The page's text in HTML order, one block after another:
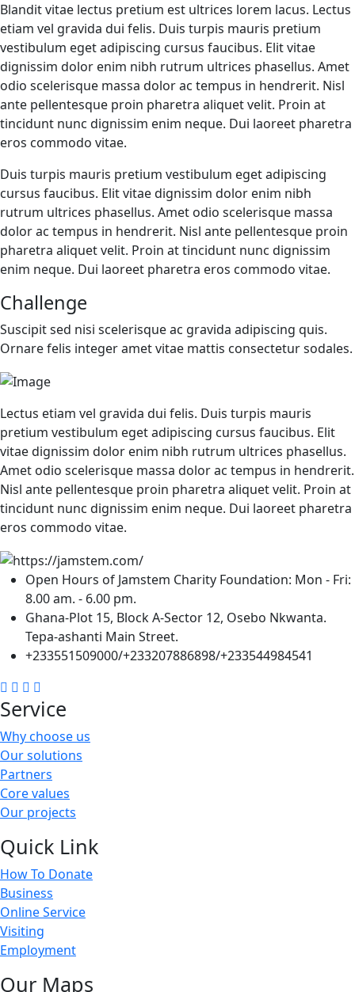
Blandit vitae lectus pretium est ultrices lorem lacus. Lectus
etiam vel gravida dui felis. Duis turpis mauris pretium
vestibulum eget adipiscing cursus faucibus. Elit vitae
dignissim dolor enim nibh rutrum ultrices phasellus. Amet
odio scelerisque massa dolor ac tempus in hendrerit. Nisl
ante pellentesque proin pharetra aliquet velit. Proin at
tincidunt nunc dignissim enim neque. Dui laoreet pharetra
eros commodo vitae.
Duis turpis mauris pretium vestibulum eget adipiscing
cursus faucibus. Elit vitae dignissim dolor enim nibh
rutrum ultrices phasellus. Amet odio scelerisque massa
dolor ac tempus in hendrerit. Nisl ante pellentesque proin
pharetra aliquet velit. Proin at tincidunt nunc dignissim
enim neque. Dui laoreet pharetra eros commodo vitae.
Challenge
Suscipit sed nisi scelerisque ac gravida adipiscing quis.
Ornare felis integer amet vitae mattis consectetur sodales.
Lectus etiam vel gravida dui felis. Duis turpis mauris
pretium vestibulum eget adipiscing cursus faucibus. Elit
vitae dignissim dolor enim nibh rutrum ultrices phasellus.
Amet odio scelerisque massa dolor ac tempus in hendrerit.
Nisl ante pellentesque proin pharetra aliquet velit. Proin at
tincidunt nunc dignissim enim neque. Dui laoreet pharetra
eros commodo vitae.
Open Hours of Jamstem Charity Foundation: Mon - Fri:
8.00 am. - 6.00 pm.
Ghana-Plot 15, Block A-Sector 12, Osebo Nkwanta.
Tepa-ashanti Main Street.
+233551509000/+233207886898/+233544984541
Service
Why choose us
Our solutions
Partners
Core values
Our projects
Quick Link
How To Donate
Business
Online Service
Visiting
Employment
Our Maps